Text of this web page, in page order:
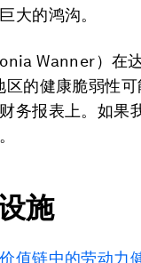
大的鸿沟。
Wanner）在
的健康脆弱性
务报表上。如果
施
价值链中的劳动力